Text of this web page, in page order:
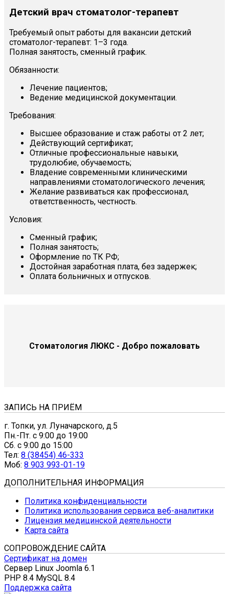
Детский врач стоматолог-терапевт
Требуемый опыт работы для вакансии детский
стоматолог-терапевт: 1–3 года.
Полная занятость, сменный график.
Обязанности:
Лечение пациентов;
Ведение медицинской документации.
Требования:
Высшее образование и стаж работы от 2 лет;
Действующий сертификат;
Отличные профессиональные навыки,
трудолюбие, обучаемость;
Владение современными клиническими
направлениями стоматологического лечения;
Желание развиваться как профессионал,
ответственность, честность.
Условия:
Сменный график;
Полная занятость;
Оформление по ТК РФ;
Достойная заработная плата, без задержек;
Оплата больничных и отпусков.
Стоматология ЛЮКС - Добро пожаловать
ЗАПИСЬ НА ПРИЁМ
г. Топки, ул. Луначарского, д.5
Пн.-Пт. с 9:00 до 19:00
Сб. с 9:00 до 15:00
Тел: 8 (38454) 46-333
Моб: 8 903 993-01-19
ДОПОЛНИТЕЛЬНАЯ ИНФОРМАЦИЯ
Политика конфиденциальности
Политика использования сервиса веб-аналитики
Лицензия медицинской деятельности
Карта сайта
СОПРОВОЖДЕНИЕ САЙТА
Сертификат на домен
Сервер Linux Joomla 6.1
PHP 8.4 MySQL 8.4
Поддержка сайта